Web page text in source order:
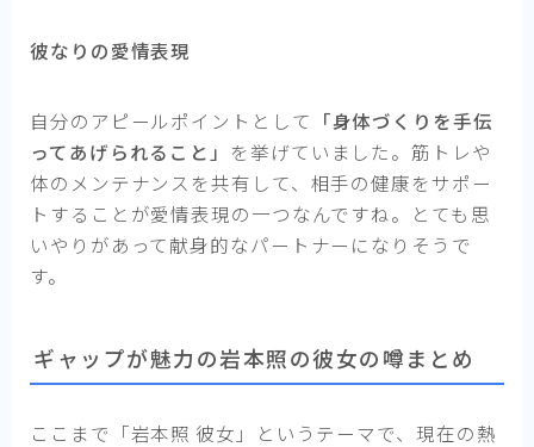
彼なりの愛情表現
自分のアピールポイントとして 「身体づくりを手伝
ってあげられること」 を挙げていました。筋トレや
体のメンテナンスを共有して、相手の健康をサポー
トすることが愛情表現の一つなんですね。とても思
いやりがあって献身的なパートナーになりそうで
す。
ギャップが魅力の岩本照の彼女の噂まとめ
ここまで「岩本照 彼女」というテーマで、現在の熱